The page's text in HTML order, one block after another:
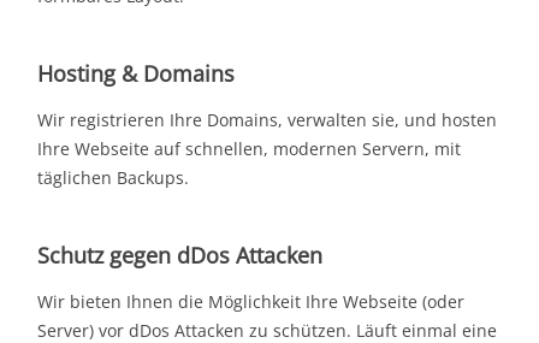
Hosting & Domains
Wir registrieren Ihre Domains, verwalten sie, und hosten
Ihre Webseite auf schnellen, modernen Servern, mit
täglichen Backups.
Schutz gegen dDos Attacken
Wir bieten Ihnen die Möglichkeit Ihre Webseite (oder
Server) vor dDos Attacken zu schützen. Läuft einmal eine